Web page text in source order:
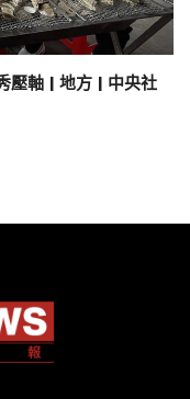
壓軸 | 地方 | 中央社